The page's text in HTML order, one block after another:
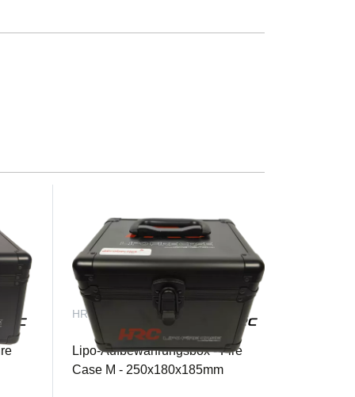
HRC9721M
Lipo-Aufbewahrungsbox - Fire
Case M - 250x180x185mm